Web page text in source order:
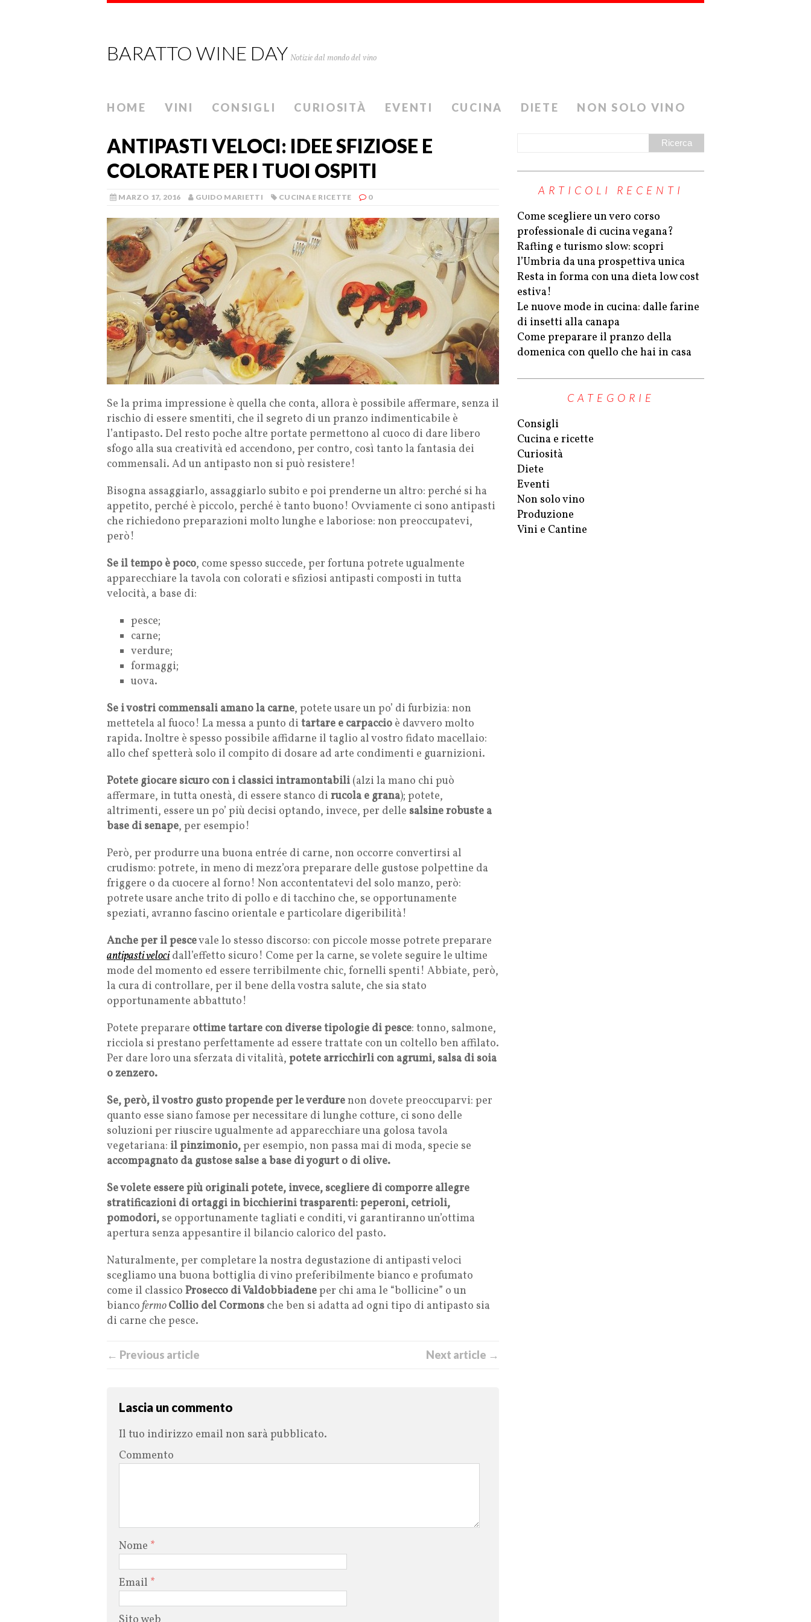
BARATTO WINE DAY Notizie dal mondo del vino
HOME VINI CONSIGLI CURIOSITÀ EVENTI CUCINA DIETE NON SOLO VINO
ANTIPASTI VELOCI: IDEE SFIZIOSE E
COLORATE PER I TUOI OSPITI
MARZO 17, 2016 GUIDO MARIETTI CUCINA E RICETTE 0
Se la prima impressione è quella che conta, allora è possibile affermare, senza il
rischio di essere smentiti, che il segreto di un pranzo indimenticabile è
l’antipasto. Del resto poche altre portate permettono al cuoco di dare libero
sfogo alla sua creatività ed accendono, per contro, così tanto la fantasia dei
commensali. Ad un antipasto non si può resistere!
Bisogna assaggiarlo, assaggiarlo subito e poi prenderne un altro: perché si ha
appetito, perché è piccolo, perché è tanto buono! Ovviamente ci sono antipasti
che richiedono preparazioni molto lunghe e laboriose: non preoccupatevi,
però!
Se il tempo è poco, come spesso succede, per fortuna potrete ugualmente
apparecchiare la tavola con colorati e sfiziosi antipasti composti in tutta
velocità, a base di:
pesce;
carne;
verdure;
formaggi;
uova.
Se i vostri commensali amano la carne, potete usare un po’ di furbizia: non
mettetela al fuoco! La messa a punto di tartare e carpaccio è davvero molto
rapida. Inoltre è spesso possibile affidarne il taglio al vostro fidato macellaio:
allo chef spetterà solo il compito di dosare ad arte condimenti e guarnizioni.
Potete giocare sicuro con i classici intramontabili (alzi la mano chi può
affermare, in tutta onestà, di essere stanco di rucola e grana); potete,
altrimenti, essere un po’ più decisi optando, invece, per delle salsine robuste a
base di senape, per esempio!
Però, per produrre una buona entrée di carne, non occorre convertirsi al
crudismo: potrete, in meno di mezz’ora preparare delle gustose polpettine da
friggere o da cuocere al forno! Non accontentatevi del solo manzo, però:
potrete usare anche trito di pollo e di tacchino che, se opportunamente
speziati, avranno fascino orientale e particolare digeribilità!
Anche per il pescevale lo stesso discorso: con piccole mosse potrete preparare
antipasti velocidall’effetto sicuro! Come per la carne, se volete seguire le ultime
mode del momento ed essere terribilmente chic, fornelli spenti! Abbiate, però,
la cura di controllare, per il bene della vostra salute, che sia stato
opportunamente abbattuto!
Potete preparare ottime tartare con diverse tipologie di pesce: tonno, salmone,
ricciola si prestano perfettamente ad essere trattate con un coltello ben affilato.
Per dare loro una sferzata di vitalità, potete arricchirli con agrumi, salsa di soia
o zenzero.
Se, però, il vostro gusto propende per le verdurenon dovete preoccuparvi: per
quanto esse siano famose per necessitare di lunghe cotture, ci sono delle
soluzioni per riuscire ugualmente ad apparecchiare una golosa tavola
vegetariana: il pinzimonio,per esempio, non passa mai di moda, specie se
accompagnato da gustose salse a base di yogurt o di olive.
Se volete essere più originali potete, invece, scegliere di comporre allegre
stratificazioni di ortaggi in bicchierini trasparenti: peperoni, cetrioli,
pomodori, se opportunamente tagliati e conditi, vi garantiranno un’ottima
apertura senza appesantire il bilancio calorico del pasto.
Naturalmente, per completare la nostra degustazione di antipasti veloci
scegliamo una buona bottiglia di vino preferibilmente bianco e profumato
come il classico Prosecco di Valdobbiadeneper chi ama le “bollicine” o un
biancofermoCollio del Cormons che ben si adatta ad ogni tipo di antipasto sia
di carne che pesce.
← Previous article Next article →
Lascia un commento
Il tuo indirizzo email non sarà pubblicato.
Commento
Nome *
Email *
ARTICOLI RECENTI
Come scegliere un vero corso
professionale di cucina vegana?
Rafting e turismo slow: scopri
l’Umbria da una prospettiva unica
Resta in forma con una dieta low cost
estiva!
Le nuove mode in cucina: dalle farine
di insetti alla canapa
Come preparare il pranzo della
domenica con quello che hai in casa
CATEGORIE
Consigli
Cucina e ricette
Curiosità
Diete
Eventi
Non solo vino
Produzione
Vini e Cantine